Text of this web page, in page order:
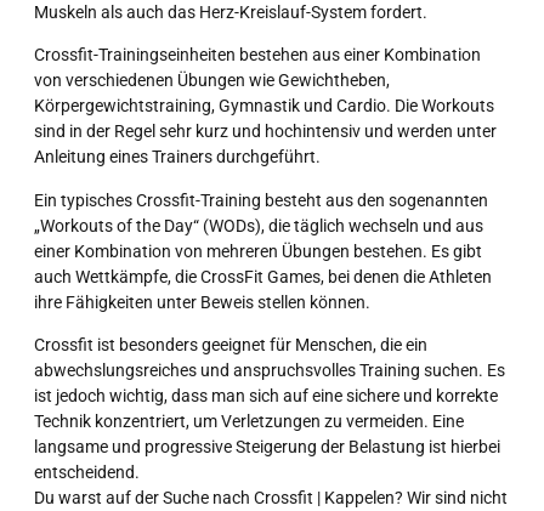
Muskeln als auch das Herz-Kreislauf-System fordert.
Crossfit-Trainingseinheiten bestehen aus einer Kombination
von verschiedenen Übungen wie Gewichtheben,
Körpergewichtstraining, Gymnastik und Cardio. Die Workouts
sind in der Regel sehr kurz und hochintensiv und werden unter
Anleitung eines Trainers durchgeführt.
Ein typisches Crossfit-Training besteht aus den sogenannten
„Workouts of the Day“ (WODs), die täglich wechseln und aus
einer Kombination von mehreren Übungen bestehen. Es gibt
auch Wettkämpfe, die CrossFit Games, bei denen die Athleten
ihre Fähigkeiten unter Beweis stellen können.
Crossfit ist besonders geeignet für Menschen, die ein
abwechslungsreiches und anspruchsvolles Training suchen. Es
ist jedoch wichtig, dass man sich auf eine sichere und korrekte
Technik konzentriert, um Verletzungen zu vermeiden. Eine
langsame und progressive Steigerung der Belastung ist hierbei
entscheidend.
Du warst auf der Suche nach Crossfit | Kappelen? Wir sind nicht